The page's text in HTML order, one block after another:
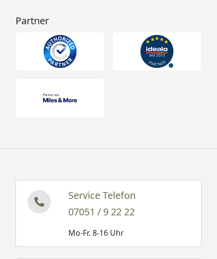
Partner
Service Telefon
07051 / 9 22 22
Mo-Fr. 8-16 Uhr